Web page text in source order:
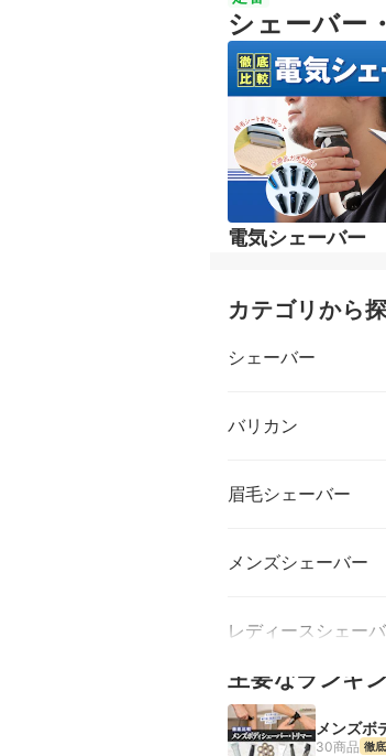
シェーバー
電気シェーバー
カテゴリから
シェーバー
バリカン
眉毛シェーバー
メンズシェーバー
レディースシェー
主要なランキ
メンズボ
30商品 徹